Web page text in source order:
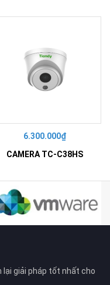
6.300.000₫
CAMERA TC-C38HS
lại giải pháp tốt nhất cho